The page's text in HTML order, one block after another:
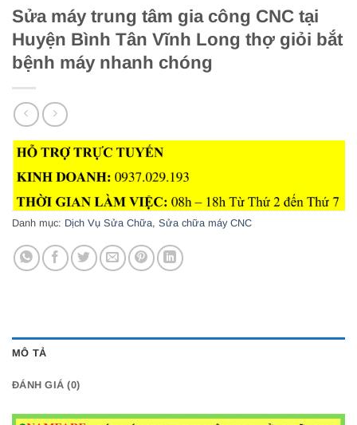
Sửa máy trung tâm gia công CNC tại
Huyện Bình Tân Vĩnh Long thợ giỏi bắt
bệnh máy nhanh chóng
Danh mục: Dịch Vụ Sửa Chữa, Sửa chữa máy CNC
MÔ TẢ
ĐÁNH GIÁ (0)